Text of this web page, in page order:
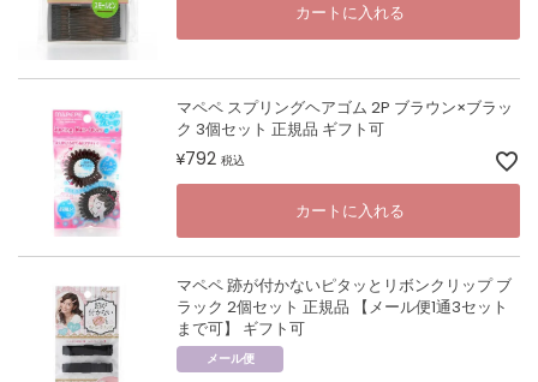
カートに入れる
マペペ スプリングヘアゴム 2P ブラウン×ブラッ
ク 3個セット 正規品 ギフト可
¥792 税込
カートに入れる
マペペ 跡が付かないピタッとリボンクリップ ブ
ラック 2個セット 正規品 【メール便1通3セット
まで可】 ギフト可
メール便